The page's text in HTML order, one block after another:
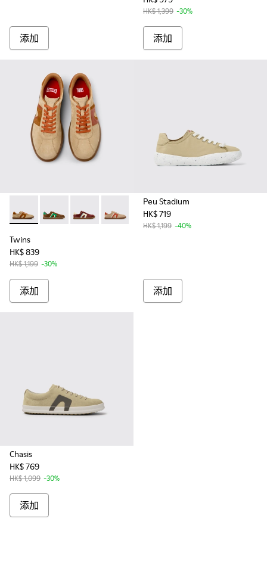
添加
HK$ 1,399 -30%
添加
Twins - K100937-014 - Multicolor Nubuck Sneakers for Men.
Twins - K100937-038
Twins - K100937-037
Twins - K100937-036 - 男裝多色麂皮
Twins - K100937-033
Twins - K100937-031
Twins
HK$ 839
HK$ 1,199 -30%
添加
Peu Stadium
HK$ 719
HK$ 1,199 -40%
添加
Chasis
HK$ 769
HK$ 1,099 -30%
添加